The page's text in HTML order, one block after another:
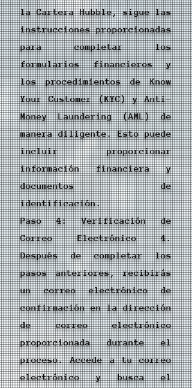
la Cartera Hubble, sigue las
instrucciones proporcionadas
para completar los
formularios financieros y
los procedimientos de Know
Your Customer (KYC) y Anti-
Money Laundering (AML) de
manera diligente. Esto puede
incluir proporcionar
información financiera y
documentos de
identificación.
Paso 4: Verificación de
Correo Electrónico 4.
Después de completar los
pasos anteriores, recibirás
un correo electrónico de
confirmación en la dirección
de correo electrónico
proporcionada durante el
proceso. Accede a tu correo
electrónico y busca el